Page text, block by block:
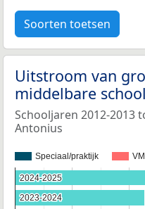
Soorten toetsen
Uitstroom van
middelbare school
Schooljaren 2012-2013
Antonius
Speciaal/praktijk
2024-2025
2024-2025
2023-2024
2023-2024